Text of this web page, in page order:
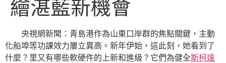
繪湛藍新機會
央視網新聞：青島港作為山東口岸群的焦點關鍵，主動
化船埠等功課效力屢立異高。新年伊始，這此刻，她看到了
什麼？里又有哪些軟硬件的上新和進級？它們為健全斯柯達